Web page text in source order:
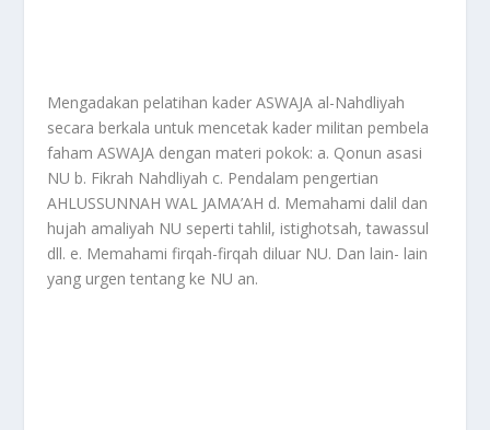
Mengadakan pelatihan kader ASWAJA al-Nahdliyah
secara berkala untuk mencetak kader militan pembela
faham ASWAJA dengan materi pokok: a. Qonun asasi
NU b. Fikrah Nahdliyah c. Pendalam pengertian
AHLUSSUNNAH WAL JAMA’AH d. Memahami dalil dan
hujah amaliyah NU seperti tahlil, istighotsah, tawassul
dll. e. Memahami firqah-firqah diluar NU. Dan lain- lain
yang urgen tentang ke NU an.